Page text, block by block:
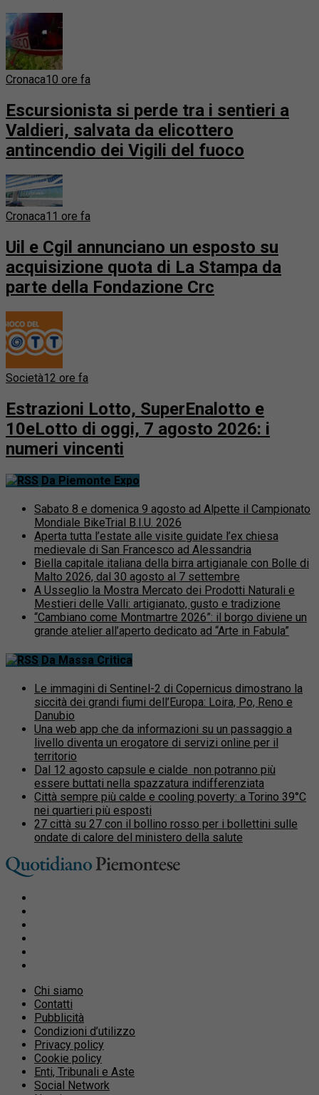
Cronaca10 ore fa
Escursionista si perde tra i sentieri a
Valdieri, salvata da elicottero
antincendio dei Vigili del fuoco
Cronaca11 ore fa
Uil e Cgil annunciano un esposto su
acquisizione quota di La Stampa da
parte della Fondazione Crc
Società12 ore fa
Estrazioni Lotto, SuperEnalotto e
10eLotto di oggi, 7 agosto 2026: i
numeri vincenti
Da Piemonte Expo
Sabato 8 e domenica 9 agosto ad Alpette il Campionato
Mondiale BikeTrial B.I.U. 2026
Aperta tutta l’estate alle visite guidate l’ex chiesa
medievale di San Francesco ad Alessandria
Biella capitale italiana della birra artigianale con Bolle di
Malto 2026, dal 30 agosto al 7 settembre
A Usseglio la Mostra Mercato dei Prodotti Naturali e
Mestieri delle Valli: artigianato, gusto e tradizione
“Cambiano come Montmartre 2026”: il borgo diviene un
grande atelier all’aperto dedicato ad “Arte in Fabula”
Da Massa Critica
Le immagini di Sentinel-2 di Copernicus dimostrano la
siccità dei grandi fiumi dell’Europa: Loira, Po, Reno e
Danubio
Una web app che da informazioni su un passaggio a
livello diventa un erogatore di servizi online per il
territorio
Dal 12 agosto capsule e cialde non potranno più
essere buttati nella spazzatura indifferenziata
Città sempre più calde e cooling poverty: a Torino 39°C
nei quartieri più esposti
27 città su 27 con il bollino rosso per i bollettini sulle
ondate di calore del ministero della salute
Chi siamo
Contatti
Pubblicità
Condizioni d’utilizzo
Privacy policy
Cookie policy
Enti, Tribunali e Aste
Social Network